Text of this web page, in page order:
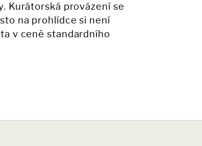
Kurátorská provázení se
na prohlídce si není
v ceně standardního